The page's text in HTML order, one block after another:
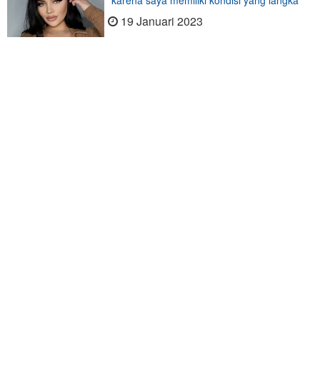
19 Januari 2023